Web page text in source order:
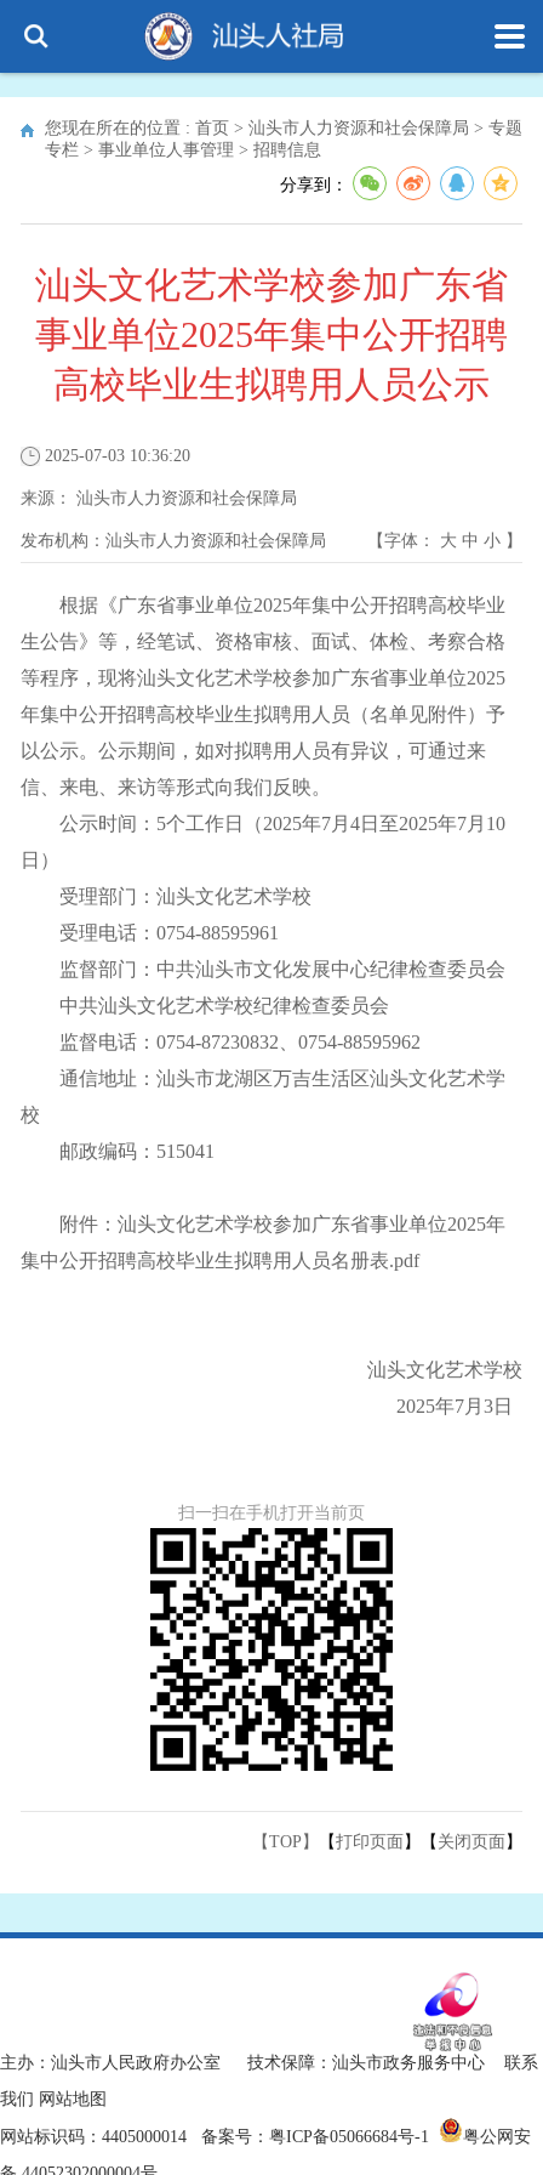
您现在所在的位置 : 首页 > 汕头市人力资源和社会保障局 > 专题
专栏 > 事业单位人事管理 > 招聘信息
分享到：
汕头文化艺术学校参加广东省
事业单位2025年集中公开招聘
高校毕业生拟聘用人员公示
2025-07-03 10:36:20
来源： 汕头市人力资源和社会保障局
发布机构： 汕头市人力资源和社会保障局 【字体： 大 中 小 】
根据《广东省事业单位2025年集中公开招聘高校毕业
生公告》等，经笔试、资格审核、面试、体检、考察合格
等程序，现将汕头文化艺术学校参加广东省事业单位2025
年集中公开招聘高校毕业生拟聘用人员（名单见附件）予
以公示。公示期间，如对拟聘用人员有异议，可通过来
信、来电、来访等形式向我们反映。
公示时间：5个工作日（2025年7月4日至2025年7月10
日）
受理部门：汕头文化艺术学校
受理电话：0754-88595961
监督部门：中共汕头市文化发展中心纪律检查委员会
中共汕头文化艺术学校纪律检查委员会
监督电话：0754-87230832、0754-88595962
通信地址：汕头市龙湖区万吉生活区汕头文化艺术学
校
邮政编码：515041
附件： 汕头文化艺术学校参加广东省事业单位2025年
集中公开招聘高校毕业生拟聘用人员名册表.pdf
汕头文化艺术学校
2025年7月3日
扫一扫在手机打开当前页
【TOP】 【打印页面 】【 关闭页面 】
主办：汕头市人民政府办公室 技术保障：汕头市政务服务中心 联系
我们 网站地图
网站标识码：4405000014 备案号：粤ICP备05066684号-1
粤公网安